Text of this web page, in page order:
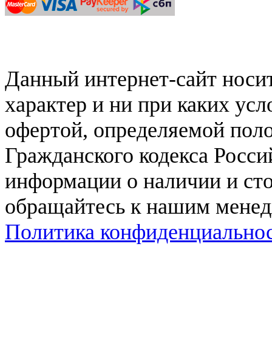
Данный интернет-сайт
характер и ни при каких
офертой, определяемой
Гражданского кодекса
информации о наличии и
обращайтесь к нашим
Политика